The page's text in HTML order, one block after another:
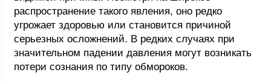
распространение такого явления, оно редко
угрожает здоровью или становится причиной
серьезных осложнений. В редких случаях при
значительном падении давления могут возникать
потери сознания по типу обмороков.